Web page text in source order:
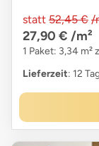
statt 52,45 € /
27,90 € /m²
1 Paket: 3,34 m²
Lieferzeit: 12